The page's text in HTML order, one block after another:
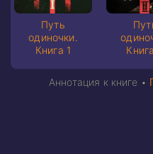
Путь
одиночки.
Книга 1
Аннотация к книге •